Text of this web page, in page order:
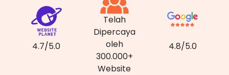
4.7/5.0
Telah
Dipercaya
oleh
300.000+
Website
4.8/5.0